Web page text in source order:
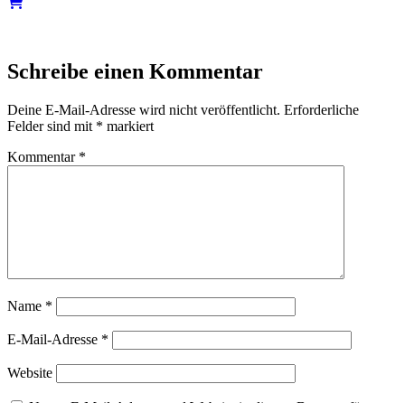
Schreibe einen Kommentar
Deine E-Mail-Adresse wird nicht veröffentlicht. Erforderliche
Felder sind mit * markiert
Kommentar *
Name *
E-Mail-Adresse *
Website